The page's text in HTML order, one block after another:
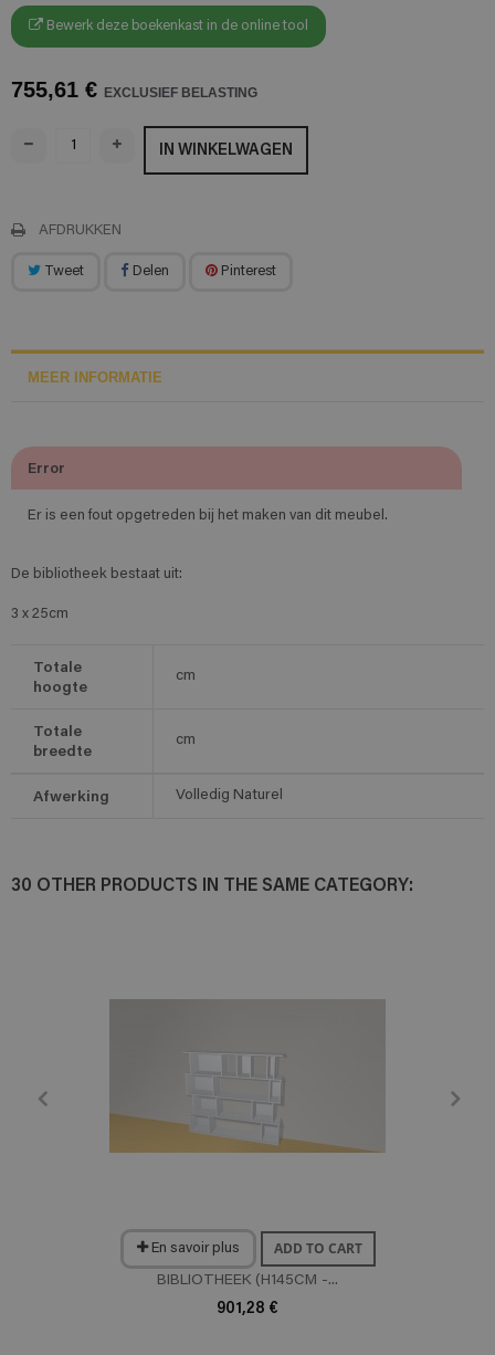
Bewerk deze boekenkast in de online tool
755,61 € EXCLUSIEF BELASTING
IN WINKELWAGEN
AFDRUKKEN
Tweet Delen Pinterest
MEER INFORMATIE
Error
Er is een fout opgetreden bij het maken van dit meubel.
De bibliotheek bestaat uit:
3 x 25cm
Totale
hoogte
cm
Totale
breedte
cm
Afwerking Volledig Naturel
30 OTHER PRODUCTS IN THE SAME CATEGORY:
En savoir plus ADD TO CART
BIBLIOTHEEK (H145CM -...
901,28 €